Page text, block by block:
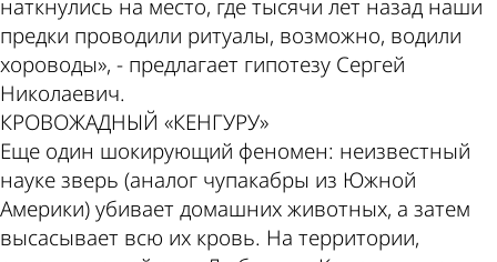
наткнулись на место, где тысячи лет назад наши
предки проводили ритуалы, возможно, водили
хороводы», - предлагает гипотезу Сергей
Николаевич.
КРОВОЖАДНЫЙ «КЕНГУРУ»
Еще один шокирующий феномен: неизвестный
науке зверь (аналог чупакабры из Южной
Америки) убивает домашних животных, а затем
высасывает всю их кровь. На территории,